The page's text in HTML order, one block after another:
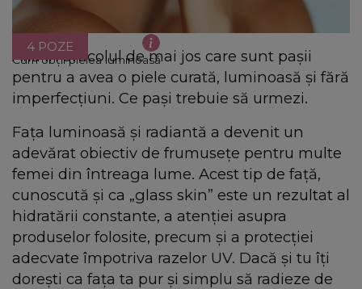
Cum obții pielea luminoasă
4 POZE
Află în articolul de mai jos care sunt pașii
pentru a avea o piele curată, luminoasă și fără
imperfecțiuni. Ce pași trebuie să urmezi.
Fața luminoasă și radiantă a devenit un
adevărat obiectiv de frumusețe pentru multe
femei din întreaga lume. Acest tip de față,
cunoscută și ca „glass skin” este un rezultat al
hidratării constante, a atenției asupra
produselor folosite, precum și a protecției
adecvate împotriva razelor UV. Dacă și tu îți
dorești ca fața ta pur și simplu să radieze de